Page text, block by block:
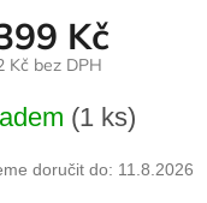
Kč
Kč bez DPH
(1 ks)
doručit do: 11.8.2026